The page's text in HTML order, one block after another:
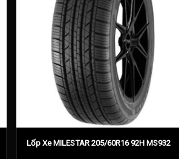
Lốp Xe MILESTAR 205/60R16 92H MS932